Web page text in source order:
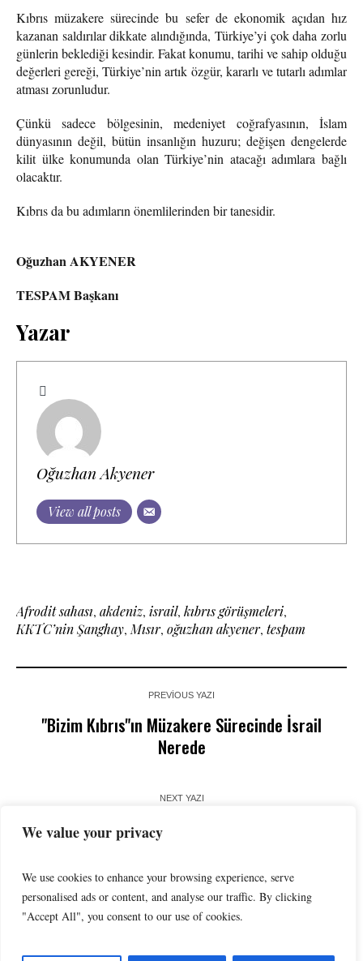
We value your privacy
We use cookies to enhance your browsing experience, serve
personalised ads or content, and analyse our traffic. By clicking
"Accept All", you consent to our use of cookies.
Kıbrıs müzakere sürecinde bu sefer de ekonomik açıdan hız
kazanan saldırılar dikkate alındığında, Türkiye’yi çok daha zorlu
günlerin beklediği kesindir. Fakat konumu, tarihi ve sahip olduğu
değerleri gereği, Türkiye’nin artık özgür, kararlı ve tutarlı adımlar
atması zorunludur.
Çünkü sadece bölgesinin, medeniyet coğrafyasının, İslam
dünyasının değil, bütün insanlığın huzuru; değişen dengelerde
kilit ülke konumunda olan Türkiye’nin atacağı adımlara bağlı
olacaktır.
Kıbrıs da bu adımların önemlilerinden bir tanesidir.
Oğuzhan AKYENER
TESPAM Başkanı
Yazar
Oğuzhan Akyener
View all posts
Afrodit sahası, akdeniz, israil, kıbrıs görüşmeleri,
KKTC’nin Şanghay, Mısır, oğuzhan akyener, tespam
PREVIOUS YAZI
"Bizim Kıbrıs"ın Müzakere Sürecinde İsrail
Nerede
NEXT YAZI
"Bizim Kıbrıs" İçin Yeni Bir Çözüm Önerisi